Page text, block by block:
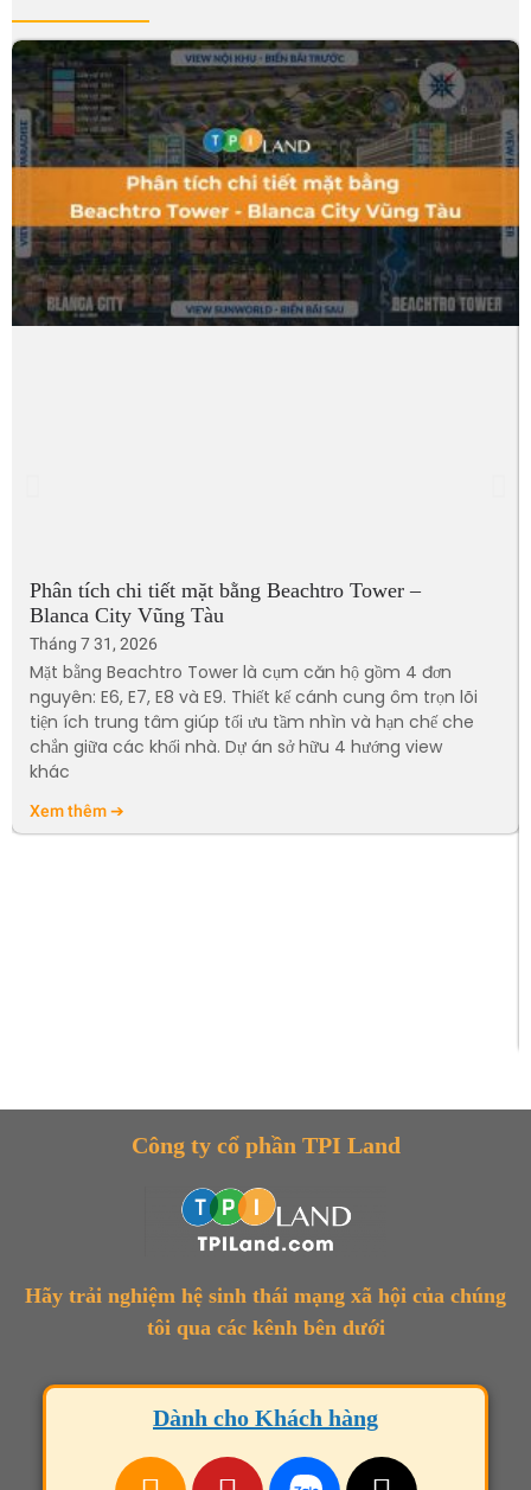
Phân tích chi tiết mặt bằng Beachtro Tower –
Blanca City Vũng Tàu
Tháng 7 31, 2026
Mặt bằng Beachtro Tower là cụm căn hộ gồm 4 đơn
nguyên: E6, E7, E8 và E9. Thiết kế cánh cung ôm trọn lõi
tiện ích trung tâm giúp tối ưu tầm nhìn và hạn chế che
chắn giữa các khối nhà. Dự án sở hữu 4 hướng view
khác
Xem thêm ➔
Công ty cổ phần TPI Land
Hãy trải nghiệm hệ sinh thái mạng xã hội của chúng
tôi qua các kênh bên dưới
Dành cho Khách hàng